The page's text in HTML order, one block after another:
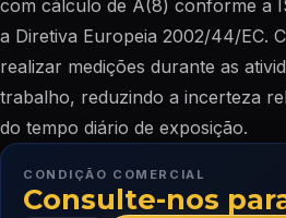
com cálculo de A(8) conforme a
a Diretiva Europeia 2002/44/EC.
realizar medições durante as
trabalho, reduzindo a incerteza
do tempo diário de exposição.
CONDIÇÃO COMERCIAL
Consulte-nos